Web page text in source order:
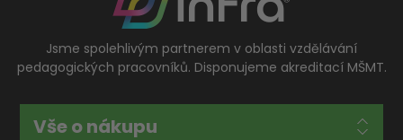
Jsme spolehlivým partnerem v oblasti vzdělávání
pedagogických pracovníků. Disponujeme akreditací MŠMT.
Vše o nákupu